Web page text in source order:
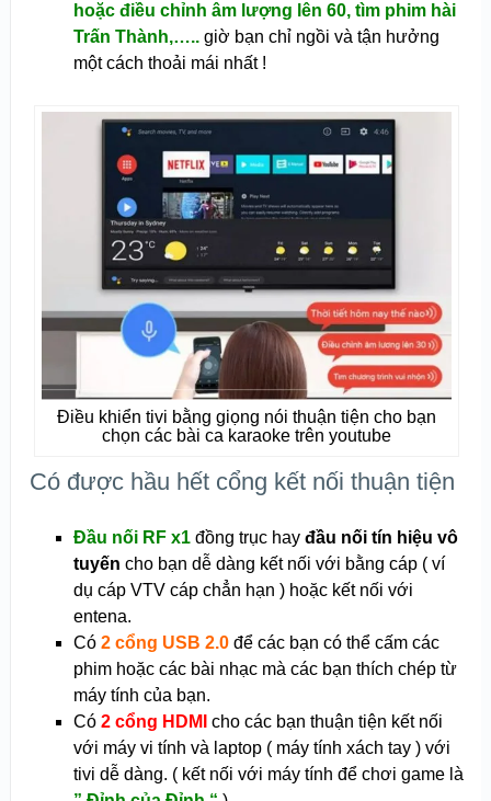
hoặc điều chỉnh âm lượng lên 60, tìm phim hài
Trấn Thành,…..giờ bạn chỉ ngồi và tận hưởng
một cách thoải mái nhất !
Điều khiển tivi bằng giọng nói thuận tiện cho bạn
chọn các bài ca karaoke trên youtube
Có được hầu hết cổng kết nối thuận tiện
Đầu nối RF x1 đồng trục hay đầu nối tín hiệu vô
tuyến cho bạn dễ dàng kết nối với bằng cáp ( ví
dụ cáp VTV cáp chẳn hạn ) hoặc kết nối với
entena.
Có2 cổng USB 2.0để các bạn có thể cấm các
phim hoặc các bài nhạc mà các bạn thích chép từ
máy tính của bạn.
Có 2 cổng HDMI cho các bạn thuận tiện kết nối
với máy vi tính và laptop ( máy tính xách tay ) với
tivi dễ dàng. ( kết nối với máy tính để chơi game là